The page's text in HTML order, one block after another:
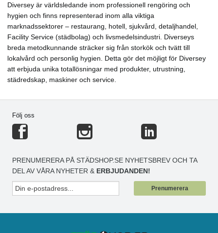
Diversey är världsledande inom professionell rengöring och
hygien och finns representerad inom alla viktiga
marknadssektorer – restaurang, hotell, sjukvård, detaljhandel,
Facility Service (städbolag) och livsmedelsindustri. Diverseys
breda metodkunnande sträcker sig från storkök och tvätt till
lokalvård och personlig hygien. Detta gör det möjligt för Diversey
att erbjuda unika totallösningar med produkter, utrustning,
städredskap, maskiner och service.
Följ oss
PRENUMERERA PÅ STÄDSHOP.SE NYHETSBREV OCH TA
DEL AV VÅRA NYHETER & ERBJUDANDEN!
Prenumerera